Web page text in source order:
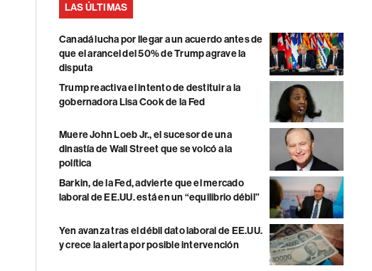
LAS ÚLTIMAS
Canadá lucha por llegar a un acuerdo antes de
que el arancel del 50% de Trump agrave la
disputa
Trump reactiva el intento de destituir a la
gobernadora Lisa Cook de la Fed
Muere John Loeb Jr., el sucesor de una
dinastía de Wall Street que se volcó a la
política
Barkin, de la Fed, advierte que el mercado
laboral de EE.UU. está en un “equilibrio débil”
Yen avanza tras el débil dato laboral de EE.UU.
y crece la alerta por posible intervención